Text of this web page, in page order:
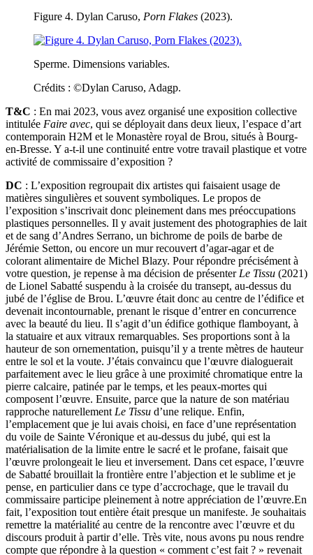
Figure 4. Dylan Caruso, Porn Flakes (2023).
Sperme. Dimensions variables.
Crédits : ©Dylan Caruso, Adagp.
T&C : En mai 2023, vous avez organisé une exposition collective
intitulée Faire avec, qui se déployait dans deux lieux, l’espace d’art
contemporain H2M et le Monastère royal de Brou, situés à Bourg-
en-Bresse. Y a-t-il une continuité entre votre travail plastique et votre
activité de commissaire d’exposition ?
DC : L’exposition regroupait dix artistes qui faisaient usage de
matières singulières et souvent symboliques. Le propos de
l’exposition s’inscrivait donc pleinement dans mes préoccupations
plastiques personnelles. Il y avait justement des photographies de lait
et de sang d’Andres Serrano, un bichrome de poils de barbe de
Jérémie Setton, ou encore un mur recouvert d’agar-agar et de
colorant alimentaire de Michel Blazy. Pour répondre précisément à
votre question, je repense à ma décision de présenter Le Tissu (2021)
de Lionel Sabatté suspendu à la croisée du transept, au-dessus du
jubé de l’église de Brou. L’œuvre était donc au centre de l’édifice et
devenait incontournable, prenant le risque d’entrer en concurrence
avec la beauté du lieu. Il s’agit d’un édifice gothique flamboyant, à
la statuaire et aux vitraux remarquables. Ses proportions sont à la
hauteur de son ornementation, puisqu’il y a trente mètres de hauteur
entre le sol et la voute. J’étais convaincu que l’œuvre dialoguerait
parfaitement avec le lieu grâce à une proximité chromatique entre la
pierre calcaire, patinée par le temps, et les peaux-mortes qui
composent l’œuvre. Ensuite, parce que la nature de son matériau
rapproche naturellement Le Tissu d’une relique. Enfin,
l’emplacement que je lui avais choisi, en face d’une représentation
du voile de Sainte Véronique et au-dessus du jubé, qui est la
matérialisation de la limite entre le sacré et le profane, faisait que
l’œuvre prolongeait le lieu et inversement. Dans cet espace, l’œuvre
de Sabatté brouillait la frontière entre l’abjection et le sublime et je
pense, en particulier dans ce type d’accrochage, que le travail du
commissaire participe pleinement à notre appréciation de l’œuvre.En
fait, l’exposition tout entière était presque un manifeste. Je souhaitais
remettre la matérialité au centre de la rencontre avec l’œuvre et du
discours produit à partir d’elle. Très vite, nous avons pu nous rendre
compte que répondre à la question « comment c’est fait ? » revenait